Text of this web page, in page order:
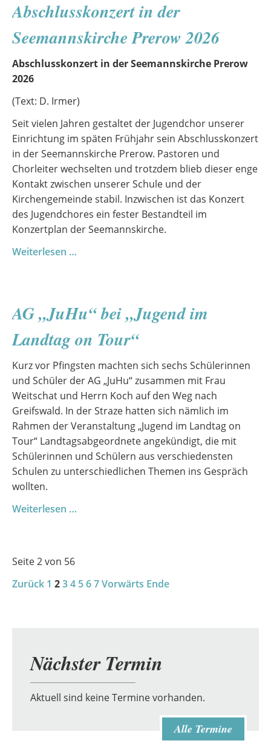
Regalen
Abschlusskonzert in der
Seemannskirche Prerow 2026
Abschlusskonzert in der Seemannskirche Prerow
2026
(Text: D. Irmer)
Seit vielen Jahren gestaltet der Jugendchor unserer
Einrichtung im späten Frühjahr sein Abschlusskonzert
in der Seemannskirche Prerow. Pastoren und
Chorleiter wechselten und trotzdem blieb dieser enge
Kontakt zwischen unserer Schule und der
Kirchengemeinde stabil. Inzwischen ist das Konzert
des Jugendchores ein fester Bestandteil im
Konzertplan der Seemannskirche.
Weiterlesen …
Prerow
AG „JuHu“ bei „Jugend im
Landtag on Tour“
Kurz vor Pfingsten machten sich sechs Schülerinnen
und Schüler der AG „JuHu“ zusammen mit Frau
Weitschat und Herrn Koch auf den Weg nach
Greifswald. In der Straze hatten sich nämlich im
Rahmen der Veranstaltung „Jugend im Landtag on
Tour“ Landtagsabgeordnete angekündigt, die mit
Schülerinnen und Schülern aus verschiedensten
Schulen zu unterschiedlichen Themen ins Gespräch
wollten.
Weiterlesen …
Landtag
Seite 2 von 56
Zurück 1 234 567Vorwärts Ende
Nächster Termin
Aktuell sind keine Termine vorhanden.
Alle Termine